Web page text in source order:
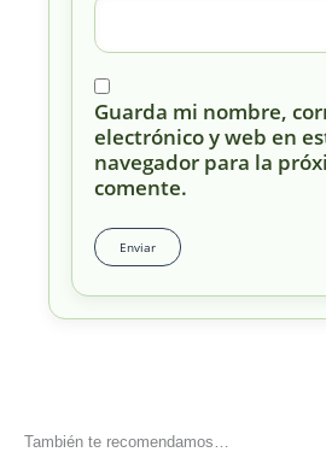
Guarda mi nombre,
electrónico y web en
navegador para la
comente.
También te recomendamos…